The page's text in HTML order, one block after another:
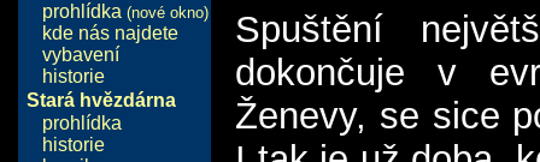
prohlídka (nové okno)
kde nás najdete
vybavení
historie
Stará hvězdárna
prohlídka
historie
Spuštění
dokončuje v
Ženevy, se sice